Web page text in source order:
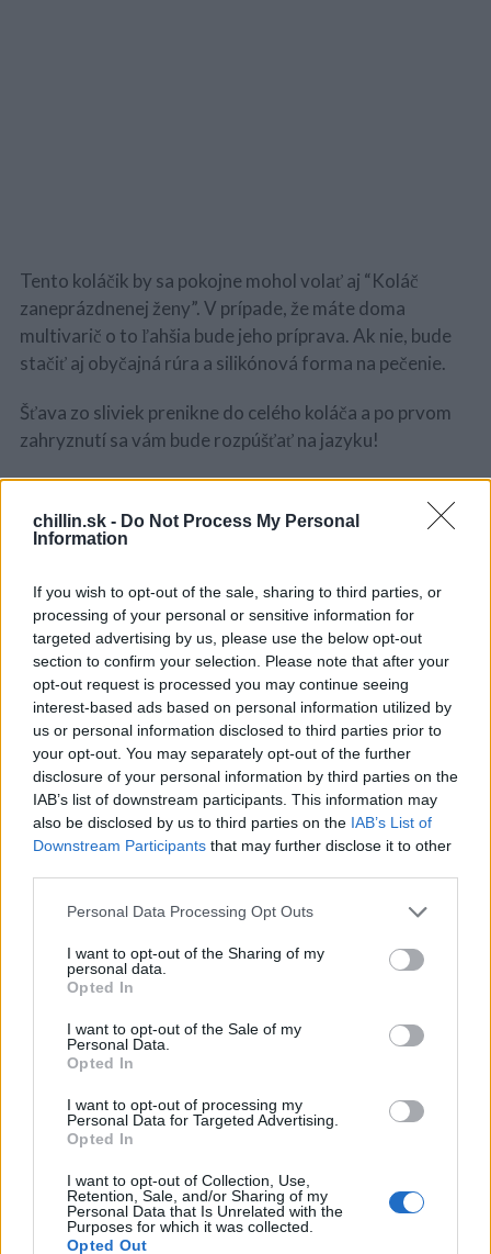
chillin.sk - Do Not Process My Personal
Information
If you wish to opt-out of the sale, sharing to third parties, or
processing of your personal or sensitive information for
targeted advertising by us, please use the below opt-out
section to confirm your selection. Please note that after your
opt-out request is processed you may continue seeing
interest-based ads based on personal information utilized by
us or personal information disclosed to third parties prior to
your opt-out. You may separately opt-out of the further
disclosure of your personal information by third parties on the
IAB’s list of downstream participants. This information may
also be disclosed by us to third parties on the IAB’s List of
Downstream Participants that may further disclose it to other
Personal Data Processing Opt Outs
I want to opt-out of the Sharing of my
personal data.
Opted In
I want to opt-out of the Sale of my
Personal Data.
Opted In
I want to opt-out of processing my
Personal Data for Targeted Advertising.
Opted In
I want to opt-out of Collection, Use,
Retention, Sale, and/or Sharing of my
Personal Data that Is Unrelated with the
Purposes for which it was collected.
Opted Out
Tento koláčik by sa pokojne mohol volať aj “Koláč
zaneprázdnenej ženy”. V prípade, že máte doma
multivarič o to ľahšia bude jeho príprava. Ak nie, bude
stačiť aj obyčajná rúra a silikónová forma na pečenie.
Šťava zo sliviek prenikne do celého koláča a po prvom
zahryznutí sa vám bude rozpúšťať na jazyku!
320g polohrubej múky
100 g masla
1 ČL vanilkového cukru
2 vajcia
100 ml mlieka
1 ČL prášku do pečiva
7-10 sliviek
Postup
potom postupne pridávajte roztopené maslo.
Preosejte múku a pridajte k nej prášok do pečiva.
Vaječnú zmes zmiešajte s mliekom a prelejte do
misky s múkou.
Nádobu v multivariči potrite olejom, vylejte do nej
S
e
a
o
r
: